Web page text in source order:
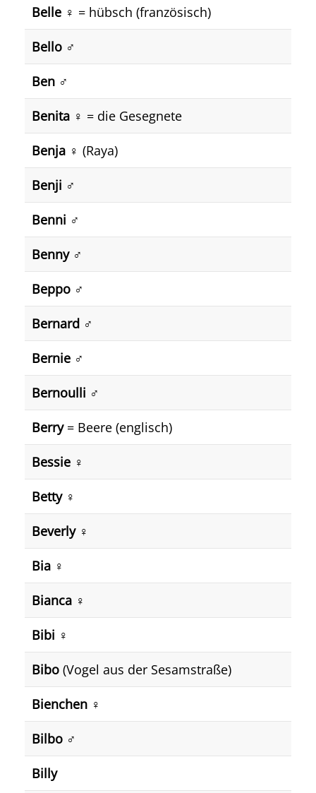
Belle ♀️ = hübsch (französisch)
Bello ♂️
Ben ♂️
Benita ♀️ = die Gesegnete
Benja ♀️ (Raya)
Benji ♂️
Benni ♂️
Benny ♂️
Beppo ♂️
Bernard ♂️
Bernie ♂️
Bernoulli ♂️
Berry= Beere (englisch)
Bessie ♀️
Betty ♀️
Beverly ♀️
Bia ♀️
Bianca ♀️
Bibi ♀️
Bibo (Vogel aus der Sesamstraße)
Bienchen ♀️
Bilbo ♂️
Billy